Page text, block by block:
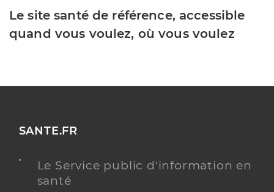
Le site santé de référence, accessible
quand vous voulez, où vous voulez
SANTE.FR
Le Service public d'information en
santé